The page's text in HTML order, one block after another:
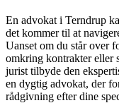
En advokat i Terndrup
det kommer til at
Uanset om du står over
omkring kontrakter eller
jurist tilbyde den
en dygtig advokat, der
rådgivning efter dine